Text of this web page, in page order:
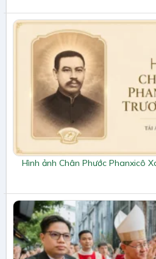
Hình ảnh Chân Phước Phanxicô